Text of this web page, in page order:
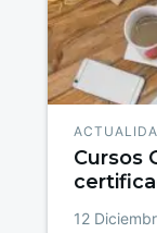
Cursos
12